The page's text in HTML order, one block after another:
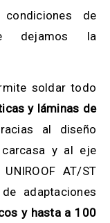
de
dejamos la
soldar todo
y láminas de
al diseño
y al eje
AT/ST
adaptaciones
y hasta a 100